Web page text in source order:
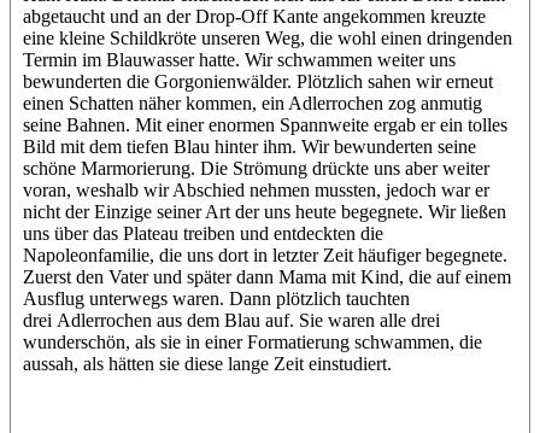
abgetaucht und an der Drop-Off Kante angekommen kreuzte
eine kleine Schildkröte unseren Weg, die wohl einen dringenden
Termin im Blauwasser hatte. Wir schwammen weiter uns
bewunderten die Gorgonienwälder. Plötzlich sahen wir erneut
einen Schatten näher kommen, ein Adlerrochen zog anmutig
seine Bahnen. Mit einer enormen Spannweite ergab er ein tolles
Bild mit dem tiefen Blau hinter ihm. Wir bewunderten seine
schöne Marmorierung. Die Strömung drückte uns aber weiter
voran, weshalb wir Abschied nehmen mussten, jedoch war er
nicht der Einzige seiner Art der uns heute begegnete. Wir ließen
uns über das Plateau treiben und entdeckten die
Napoleonfamilie, die uns dort in letzter Zeit häufiger begegnete.
Zuerst den Vater und später dann Mama mit Kind, die auf einem
Ausflug unterwegs waren. Dann plötzlich tauchten
drei Adlerrochen aus dem Blau auf. Sie waren alle drei
wunderschön, als sie in einer Formatierung schwammen, die
aussah, als hätten sie diese lange Zeit einstudiert.